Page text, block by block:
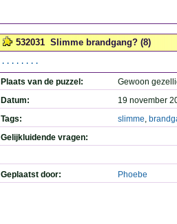
532031 Slimme brandgang? (8)
........
Plaats van de puzzel:
Gewoon
Datum:
19 november
Tags:
slimme,
Gelijkluidende vragen:
Geplaatst door: Phoebe